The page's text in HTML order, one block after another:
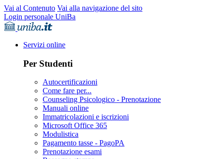
Vai al Contenuto Vai alla navigazione del sito
Login personale UniBa
Servizi online
Per Studenti
Autocertificazioni
Come fare per...
Counseling Psicologico - Prenotazione
Manuali online
Immatricolazioni e iscrizioni
Microsoft Office 365
Modulistica
Pagamento tasse - PagoPA
Prenotazione esami